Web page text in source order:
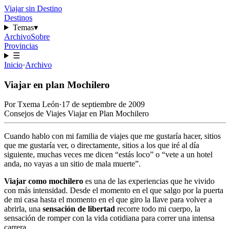
Viajar sin Destino
Destinos
Temas▾
ArchivoSobre
Provincias
☰
Inicio·Archivo
Viajar en plan Mochilero
PorTxema León·17 de septiembre de 2009
Consejos de Viajes Viajar en Plan Mochilero
Cuando hablo con mi familia de viajes que me gustaría hacer, sitios
que me gustaría ver, o directamente, sitios a los que iré al día
siguiente, muchas veces me dicen “estás loco” o “vete a un hotel
anda, no vayas a un sitio de mala muerte”.
Viajar como mochilero es una de las experiencias que he vivido
con más intensidad. Desde el momento en el que salgo por la puerta
de mi casa hasta el momento en el que giro la llave para volver a
abrirla, una sensación de libertad recorre todo mi cuerpo, la
sensación de romper con la vida cotidiana para correr una intensa